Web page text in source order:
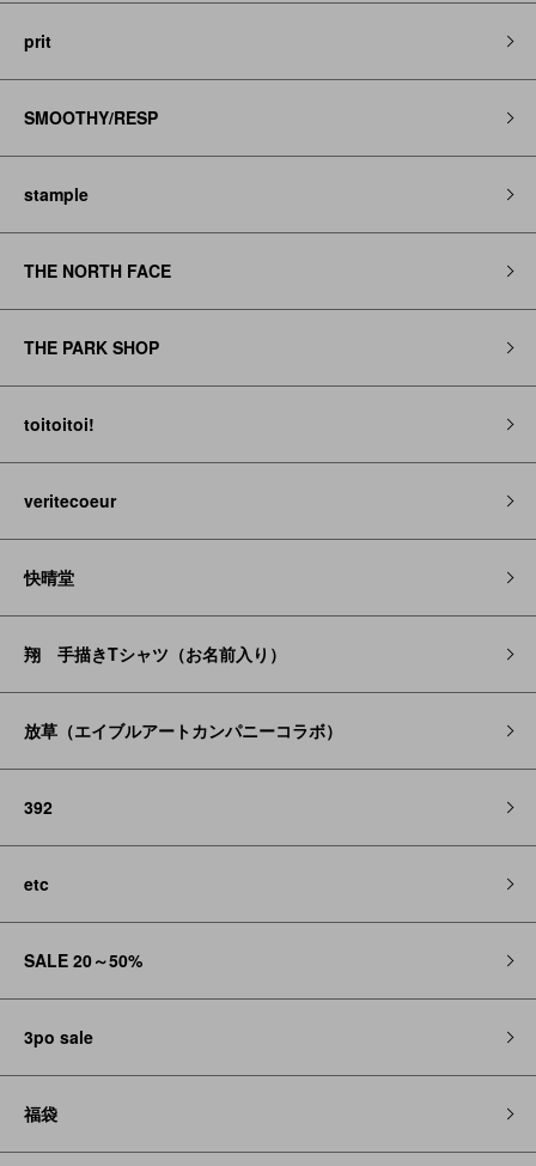
prit
SMOOTHY/RESP
stample
THE NORTH FACE
THE PARK SHOP
toitoitoi!
veritecoeur
快晴堂
翔 手描きTシャツ（お名前入り）
放草（エイブルアートカンパニーコラボ）
392
etc
SALE 20～50%
3po sale
福袋